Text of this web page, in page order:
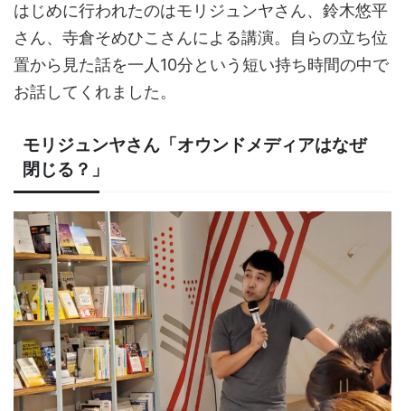
はじめに行われたのはモリジュンヤさん、鈴木悠平
さん、寺倉そめひこさんによる講演。自らの立ち位
置から見た話を一人10分という短い持ち時間の中で
お話してくれました。
モリジュンヤさん「オウンドメディアはなぜ
閉じる？」